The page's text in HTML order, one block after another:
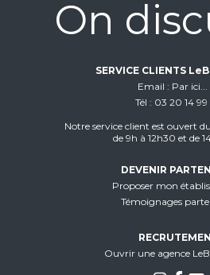
On
SERVICE CLIENTS
Email
Par ici...
Tél
03 20 14 99
Notre service client est ouvert
de 9h à 12h30 et de
DEVENIR
Proposer mon
Témoignages
Ouvrir une agence